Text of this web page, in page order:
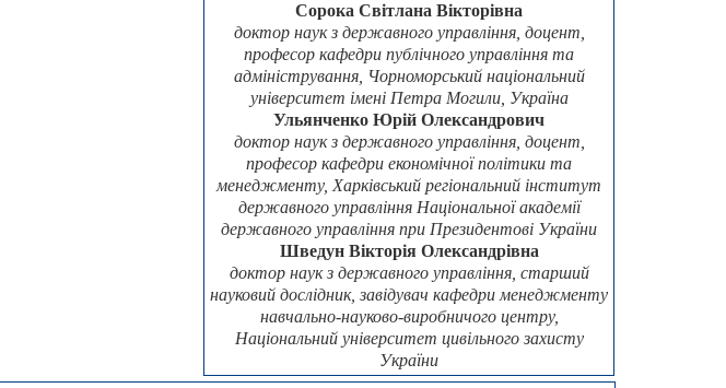
Сорока Світлана Вікторівна
доктор наук з державного управління, доцент,
професор кафедри публічного управління та
адміністрування, Чорноморський національний
університет імені Петра Могили, Україна
Ульянченко Юрій Олександрович
доктор наук з державного управління, доцент,
професор кафедри економічної політики та
менеджменту, Харківський регіональний інститут
державного управління Національної академії
державного управління при Президентові України
Шведун Вікторія Олександрівна
доктор наук з державного управління, старший
науковий дослідник, завідувач кафедри менеджменту
навчально-науково-виробничого центру,
Національний університет цивільного захисту
України